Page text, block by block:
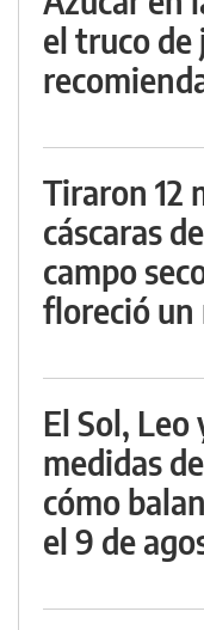
el truco de
Tiraron 12
cáscaras
campo
floreció un
El Sol,
medidas
cómo
el 9 de